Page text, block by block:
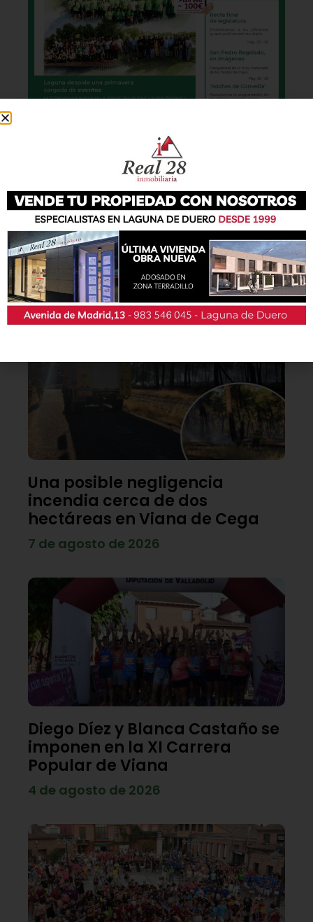
También podrás conseguir la revista en papel
de formagratuitaen todos los negocios
patrocinadores y en la Casa de las Artes.
Lo último
Una posible negligencia
incendia cerca de dos
hectáreas en Viana de Cega
7 de agosto de 2026
Diego Díez y Blanca Castaño se
imponen en la XI Carrera
Popular de Viana
4 de agosto de 2026